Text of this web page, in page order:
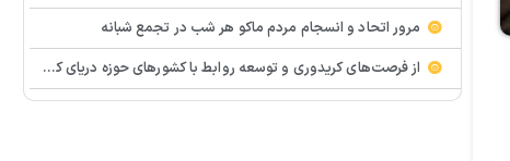
مرور اتحاد و انسجام مردم ماکو هر شب در تجمع شبانه
از فرصت‌های كریدوری و توسعه روابط با كشورهای حوزه دریای كاسپین بهره‌برداری كنید